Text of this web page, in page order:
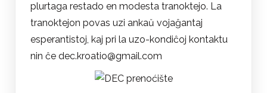
plurtaga restado en modesta tranoktejo. La
tranoktejon povas uzi ankaŭ vojaĝantaj
esperantistoj, kaj pri la uzo-kondiĉoj kontaktu
nin ĉe dec.kroatio@gmail.com